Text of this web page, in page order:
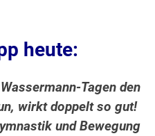
heute:
Tagen den
wirkt doppelt so gut!
und Bewegung